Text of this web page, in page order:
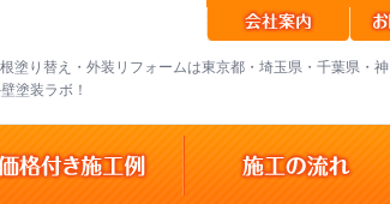
塗り替え・外装リフォームは東京都・埼玉県・千葉県・神
塗装ラボ！